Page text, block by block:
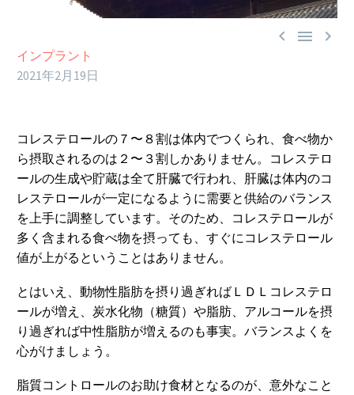
  
インプラント
2021年2月19日
コレステロールの７〜８割は体内でつくられ、食べ物か
ら摂取されるのは２〜３割しかありません。コレステロ
ールの生成や貯蔵は全て肝臓で行われ、肝臓は体内のコ
レステロールが一定になるように需要と供給のバランス
を上手に調整しています。そのため、コレステロールが
多く含まれる食べ物を摂っても、すぐにコレステロール
値が上がるということはありません。
とはいえ、動物性脂肪を摂り過ぎればＬＤＬコレステロ
ールが増え、炭水化物（糖質）や脂肪、アルコールを摂
り過ぎれば中性脂肪が増えるのも事実。バランスよくを
心がけましょう。
脂質コントロールのお助け食材となるのが、意外なこと